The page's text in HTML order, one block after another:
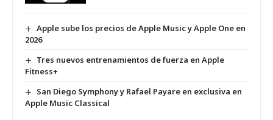
Apple sube los precios de Apple Music y Apple One en
2026
Tres nuevos entrenamientos de fuerza en Apple
Fitness+
San Diego Symphony y Rafael Payare en exclusiva en
Apple Music Classical